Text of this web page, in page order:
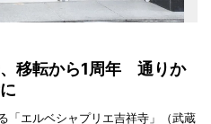
移転から1周年 通りか
「エルベシャプリエ吉祥寺」（武蔵